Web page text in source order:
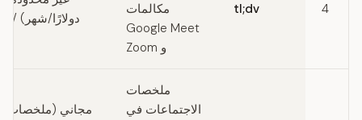
4
tl;dv
مكالمات
Google Meet
و Zoom
ملخصات
الاجتماعات في
مجاني (ملخصات